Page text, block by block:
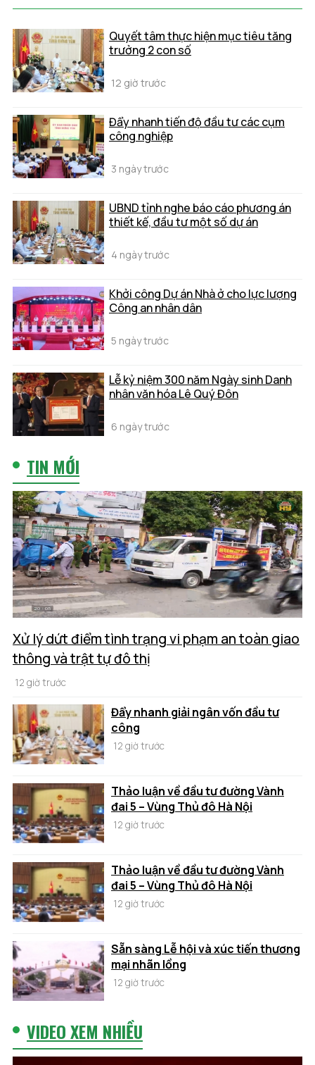
Quyết tâm thực hiện mục tiêu tăng
trưởng 2 con số
12 giờ trước
Đẩy nhanh tiến độ đầu tư các cụm
công nghiệp
3 ngày trước
UBND tỉnh nghe báo cáo phương án
thiết kế, đầu tư một số dự án
4 ngày trước
Khởi công Dự án Nhà ở cho lực lượng
Công an nhân dân
5 ngày trước
Lễ kỷ niệm 300 năm Ngày sinh Danh
nhân văn hóa Lê Quý Đôn
6 ngày trước
TIN MỚI
Xử lý dứt điểm tình trạng vi phạm an toàn giao
thông và trật tự đô thị
12 giờ trước
Đẩy nhanh giải ngân vốn đầu tư
công
12 giờ trước
Thảo luận về đầu tư đường Vành
đai 5 – Vùng Thủ đô Hà Nội
12 giờ trước
Thảo luận về đầu tư đường Vành
đai 5 – Vùng Thủ đô Hà Nội
12 giờ trước
Sẵn sàng Lễ hội và xúc tiến thương
mại nhãn lồng
12 giờ trước
VIDEO XEM NHIỀU